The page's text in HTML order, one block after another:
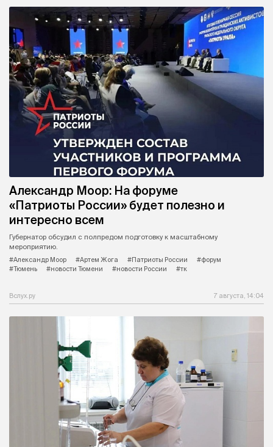
Александр Моор: На форуме
«Патриоты России» будет полезно и
интересно всем
Губернатор обсудил с полпредом подготовку к масштабному
мероприятию.
#Александр Моор
#Артем Жога #Патриоты России
#форум
#Тюмень
#новости Тюмени #новости России #тк
Вслух.ру 7 августа, 14:04